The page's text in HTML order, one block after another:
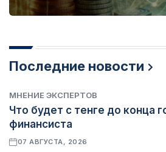
Последние новости
МНЕНИЕ ЭКСПЕРТОВ
Что будет с тенге до конца
финансиста
07 АВГУСТА, 2026